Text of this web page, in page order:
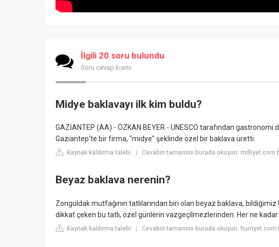
İlgili 20 soru bulundu
Soru cevap kısmı
Midye baklavayı ilk kim buldu?
GAZİANTEP (AA) - ÖZKAN BEYER - UNESCO tarafından gastronomi
Gaziantep'te bir firma, "midye" şeklinde özel bir baklava üretti.
Kaynak kaldırma talebi | Cevabın tamamını burada okuyun:
Beyaz baklava nerenin?
Zonguldak mutfağının tatlılarından biri olan beyaz baklava,
dikkat çeken bu tatlı, özel günlerin vazgeçilmezlerinden. Her ne kadar
Kaynak kaldırma talebi | Cevabın tamamını burada okuyun: